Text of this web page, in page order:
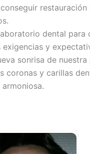
dental para
y
sonrisa de
coronas y carillas